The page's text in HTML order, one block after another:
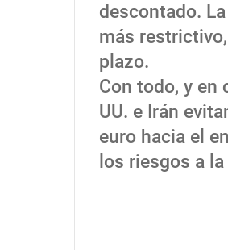
descontado.
más
plazo.
Con todo, y en
UU. e Irán
euro hacia el
los riesgos a